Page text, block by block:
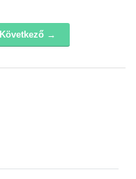
Következő →